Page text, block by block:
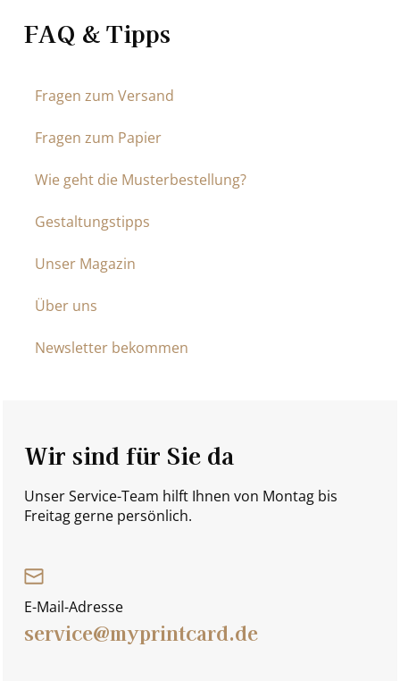
FAQ & Tipps
Fragen zum Versand
Fragen zum Papier
Wie geht die Musterbestellung?
Gestaltungstipps
Unser Magazin
Über uns
Newsletter bekommen
Wir sind für Sie da
Unser Service-Team hilft Ihnen von Montag bis
Freitag gerne persönlich.
E-Mail-Adresse
service@myprintcard.de